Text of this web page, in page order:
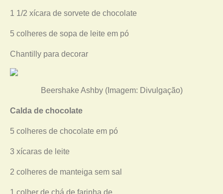
1 1/2 xícara de sorvete de chocolate
5 colheres de sopa de leite em pó
Chantilly para decorar
Beershake Ashby (Imagem: Divulgação)
Calda de chocolate
5 colheres de chocolate em pó
3 xícaras de leite
2 colheres de manteiga sem sal
1 colher de chá de farinha de